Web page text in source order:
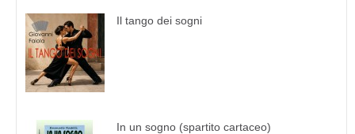
Il tango dei sogni
In un sogno (spartito cartaceo)